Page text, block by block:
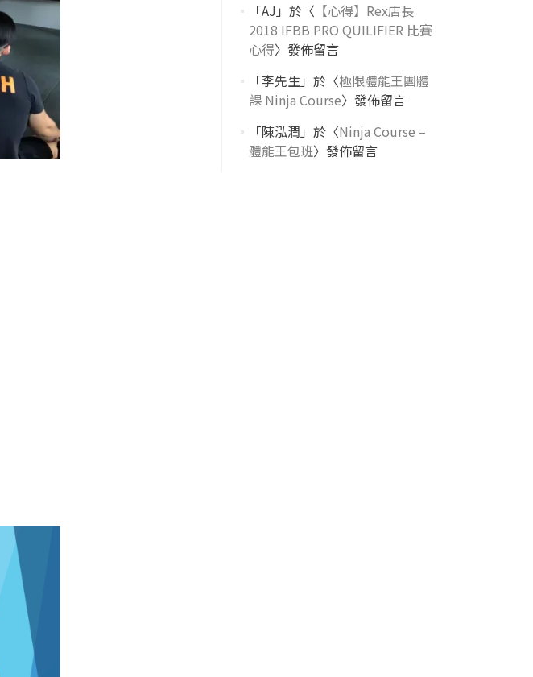
「AJ 」於〈 【心得】Rex店長
2018 IFBB PRO QUILIFIER 比賽
心得〉發佈留言
「李先生」於〈極限體能王團體
課 Ninja Course〉發佈留言
「陳泓潤 」於〈Ninja Course –
體能王包班〉發佈留言